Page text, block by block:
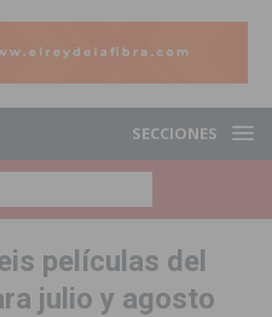
SECCIONES
películas del
julio y agosto